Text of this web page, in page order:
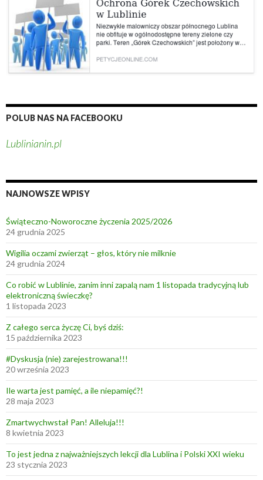
e
m
m
o
t
y
a
?
POLUB NAS NA FACEBOOKU
Lublinianin.pl
NAJNOWSZE WPISY
Świąteczno-Noworoczne życzenia 2025/2026
24 grudnia 2025
Wigilia oczami zwierząt – głos, który nie milknie
24 grudnia 2024
Co robić w Lublinie, zanim inni zapalą nam 1 listopada tradycyjną lub
elektroniczną świeczkę?
1 listopada 2023
Z całego serca życzę Ci, byś dziś:
15 października 2023
#Dyskusja (nie) zarejestrowana!!!
20 września 2023
Ile warta jest pamięć, a ile niepamięć?!
28 maja 2023
Zmartwychwstał Pan! Alleluja!!!
8 kwietnia 2023
To jest jedna z najważniejszych lekcji dla Lublina i Polski XXI wieku
23 stycznia 2023